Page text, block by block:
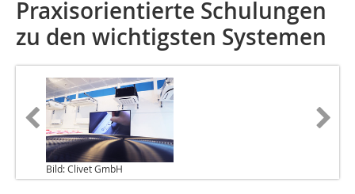
Praxisorientierte Schulungen
zu den wichtigsten Systemen
Bild: Clivet GmbH